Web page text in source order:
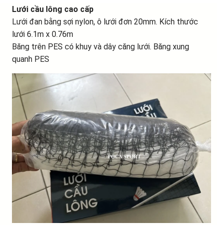
Lưới cầu lông cao cấp
Lưới đan bằng sợi nylon, ô lưới đơn 20mm. Kích thước
lưới 6.1m x 0.76m
Băng trên PES có khuy và dây căng lưới. Băng xung
quanh PES